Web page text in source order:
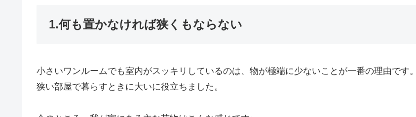
1.何も置かなければ狭くもならない
小さいワンルームでも室内がスッキリしているのは、物が極端に少ないことが一番の理由です
狭い部屋で暮らすときに大いに役立ちました。